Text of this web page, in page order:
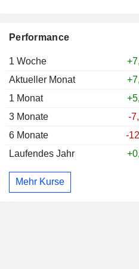
Performance
1 Woche
Aktueller Monat
1 Monat
3 Monate
-
6 Monate
-
Laufendes Jahr
Mehr Kurse